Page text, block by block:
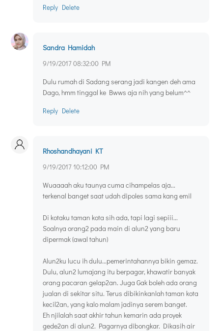
Reply Delete
Sandra Hamidah
9/19/2017 08:32:00 PM
Dulu rumah di Sadang serang jadi kangen deh ama
Dago, hmm tinggal ke Bwws aja nih yang belum^^
Reply Delete
Rhoshandhayani KT
9/19/2017 10:12:00 PM
Wuaaaah aku taunya cuma cihampelas aja...
terkenal banget saat udah dipoles sama kang emil
Di kotaku taman kota sih ada, tapi lagi sepiii...
Soalnya orang2 pada main di alun2 yang baru
dipermak (awal tahun)
Alun2ku lucu ih dulu...pemerintahannya bikin gemaz.
Dulu, alun2 lumajang itu berpagar, khawatir banyak
orang pacaran gelap2an. Juga Gak boleh ada orang
jualan di sekitar situ. Terus dibikinkanlah taman kota
kecil2an, yang kalo malam jadinya serem banget.
Eh njilalah saat akhir tahun kemarin ada proyek
gede2an di alun2. Pagarnya dibongkar. Dikasih air